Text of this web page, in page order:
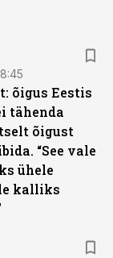
õigus Eestis
tähenda
õigust
“See vale
ühele
kalliks